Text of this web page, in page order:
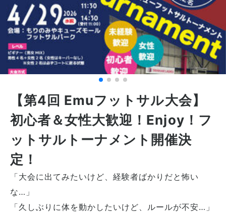
【第4回 Emuフットサル大会】
初心者＆女性大歓迎！Enjoy！フ
ットサルトーナメント開催決
定！
「大会に出てみたいけど、経験者ばかりだと怖い
な…」
「久しぶりに体を動かしたいけど、ルールが不安…」